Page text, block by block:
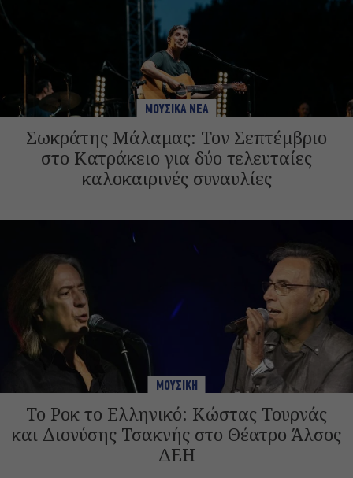
ΜΟΥΣΙΚΑ ΝΕΑ
Σωκράτης Μάλαμας: Τον Σεπτέμβριο
στο Κατράκειο για δύο τελευταίες
καλοκαιρινές συναυλίες
ΜΟΥΣΙΚΗ
Το Ροκ το Ελληνικό: Κώστας Τουρνάς
και Διονύσης Τσακνής στο Θέατρο Άλσος
ΔΕΗ